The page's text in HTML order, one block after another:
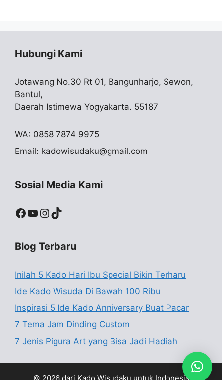
Hubungi Kami
Jotawang No.30 Rt 01, Bangunharjo, Sewon,
Bantul,
Daerah Istimewa Yogyakarta. 55187
WA: 0858 7874 9975
Email: kadowisudaku@gmail.com
Sosial Media Kami
Facebook
YouTube
Instagram
TikTok
Blog Terbaru
Inilah 5 Kado Hari Ibu Special Bikin Terharu
Ide Kado Wisuda Di Bawah 100 Ribu
Inspirasi 5 Ide Kado Anniversary Buat Pacar
7 Tema Jam Dinding Custom
7 Jenis Pigura Art yang Bisa Jadi Hadiah
© 2026 dari Kado Wisudaku untuk Indonesia